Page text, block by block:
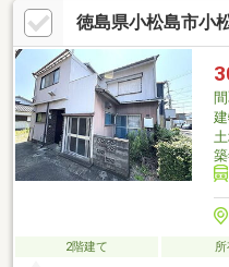
徳島県小松島市小
2階建て